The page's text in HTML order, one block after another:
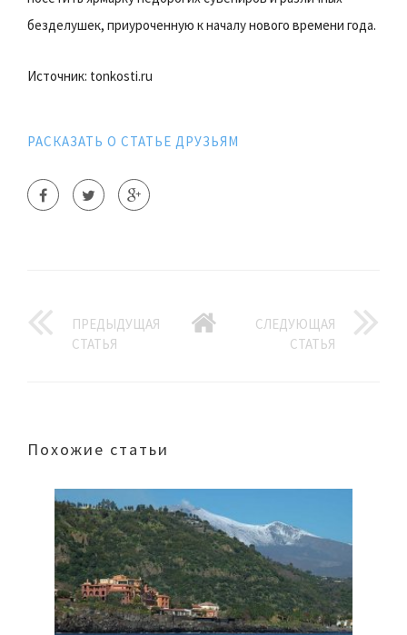
безделушек, приуроченную к началу нового времени года.
Источник: tonkosti.ru
РАСКАЗАТЬ О СТАТЬЕ ДРУЗЬЯМ
ПРЕДЫДУЩАЯ
СТАТЬЯ
СЛЕДУЮЩАЯ
СТАТЬЯ
Похожие статьи